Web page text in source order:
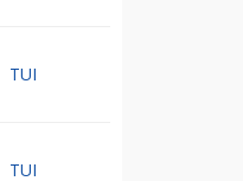
TUI
TUI